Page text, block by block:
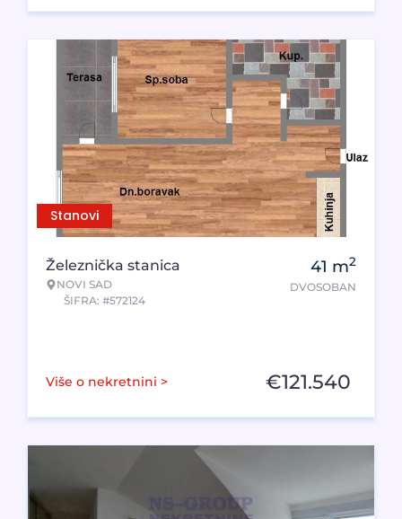
Stanovi
Železnička stanica
NOVI SAD
ŠIFRA: #572124
41 m2
DVOSOBAN
Više o nekretnini > €121.540